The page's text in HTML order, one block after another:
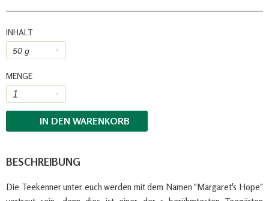
INHALT
MENGE
IN DEN WARENKORB
BESCHREIBUNG
Die Teekenner unter euch werden mit dem Namen "Margaret's Hope"